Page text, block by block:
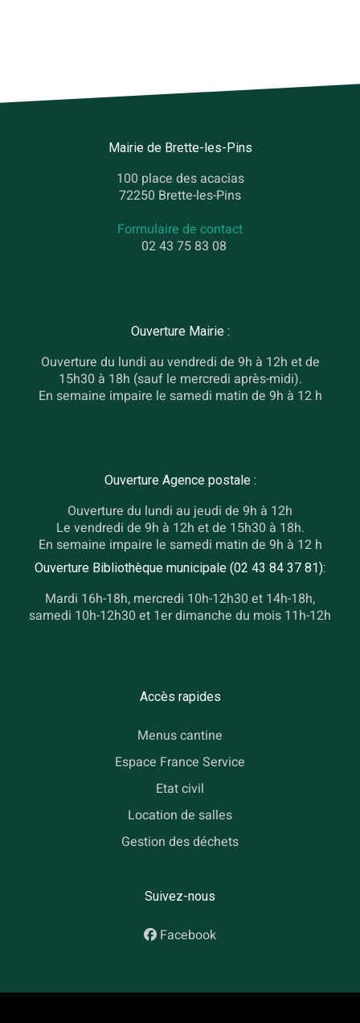
Mairie de Brette-les-Pins
100 place des acacias
72250 Brette-les-Pins
Formulaire de contact
02 43 75 83 08
Ouverture Mairie :
Ouverture du lundi au vendredi de 9h à 12h et de
15h30 à 18h (sauf le mercredi après-midi).
En semaine impaire le samedi matin de 9h à 12 h
Ouverture Agence postale :
Ouverture du lundi au jeudi de 9h à 12h
Le vendredi de 9h à 12h et de 15h30 à 18h.
En semaine impaire le samedi matin de 9h à 12 h
Ouverture Bibliothèque municipale (02 43 84 37 81):
Mardi 16h-18h, mercredi 10h-12h30 et 14h-18h,
samedi 10h-12h30 et 1er dimanche du mois 11h-12h
Accès rapides
Menus cantine
Espace France Service
Etat civil
Location de salles
Gestion des déchets
Suivez-nous
Facebook